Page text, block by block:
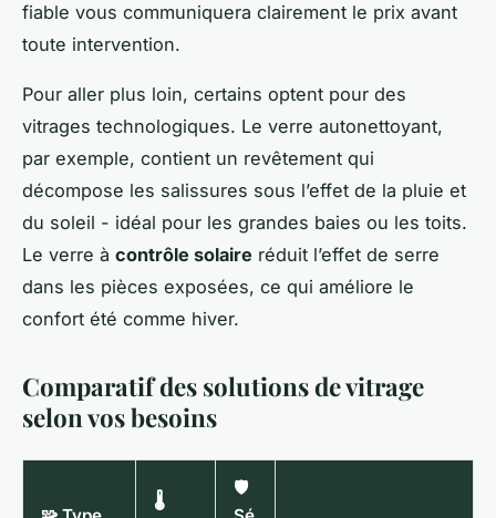
fiable vous communiquera clairement le prix avant
toute intervention.
Pour aller plus loin, certains optent pour des
vitrages technologiques. Le verre autonettoyant,
par exemple, contient un revêtement qui
décompose les salissures sous l’effet de la pluie et
du soleil - idéal pour les grandes baies ou les toits.
Le verre à contrôle solaire réduit l’effet de serre
dans les pièces exposées, ce qui améliore le
confort été comme hiver.
Comparatif des solutions de vitrage
selon vos besoins
🌡️
🛡️